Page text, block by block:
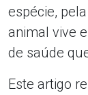
espécie,
animal vive
de saúde
Este artigo